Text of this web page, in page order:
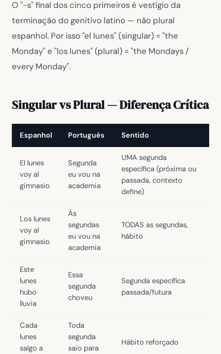
O "-s" final dos cinco primeiros é vestígio da
terminação do genitivo latino — não plural
espanhol. Por isso "el lunes" (singular) = "the
Monday" e "los lunes" (plural) = "the Mondays /
every Monday".
Singular vs Plural — Diferença Crítica
Espanhol Português Sentido
El lunes
voy al
gimnasio
Segunda
eu vou na
academia
UMA segunda
específica (próxima ou
passada, contexto
define)
Los lunes
voy al
gimnasio
Às
segundas
eu vou na
academia
TODAS as segundas,
hábito
Este
lunes
hubo
lluvia
Essa
segunda
choveu
Segunda específica
passada/futura
Cada
lunes
salgo a
Toda
segunda
saio para
Hábito reforçado